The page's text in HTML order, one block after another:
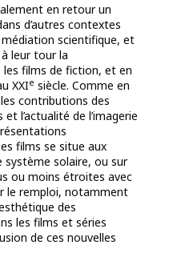
en retour un
d’autres contextes
médiation scientifique, et
leur tour la
films de fiction, et en
XXIe siècle. Comme en
contributions des
l’actualité de l’imagerie
films se situe aux
système solaire, ou sur
ou moins étroites avec
le remploi, notamment
des
les films et séries
de ces nouvelles